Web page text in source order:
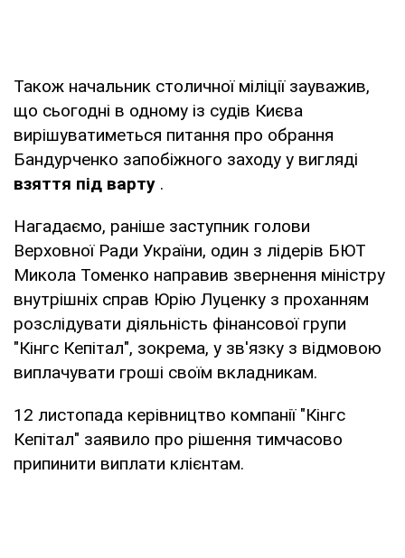
Також начальник столичної міліції зауважив,
що сьогодні в одному із судів Києва
вирішуватиметься питання про обрання
Бандурченко запобіжного заходу у вигляді
взяття під варту .
Нагадаємо, раніше заступник голови
Верховної Ради України, один з лідерів БЮТ
Микола Томенко направив звернення міністру
внутрішніх справ Юрію Луценку з проханням
розслідувати діяльність фінансової групи
"Кінгс Кепітал", зокрема, у зв'язку з відмовою
виплачувати гроші своїм вкладникам.
12 листопада керівництво компанії "Кінгс
Кепітал" заявило про рішення тимчасово
припинити виплати клієнтам.